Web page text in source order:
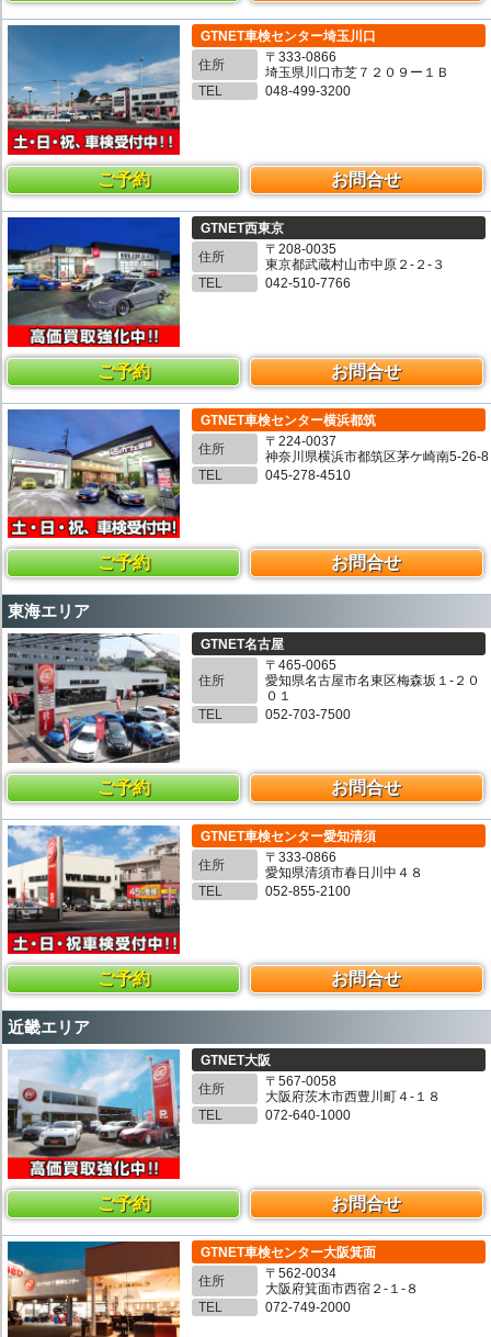
GTNET車検センター埼玉川口
住所
〒333-0866
埼玉県川口市芝７２０９ー１Ｂ
TEL
048-499-3200
ご予約 お問合せ
GTNET西東京
住所
〒208-0035
東京都武蔵村山市中原２-２-３
TEL
042-510-7766
ご予約 お問合せ
GTNET車検センター横浜都筑
住所
〒224-0037
神奈川県横浜市都筑区茅ケ崎南5-26-8
TEL
045-278-4510
ご予約 お問合せ
東海エリア
GTNET名古屋
住所
〒465-0065
愛知県名古屋市名東区梅森坂１-２０
０１
TEL
052-703-7500
ご予約 お問合せ
GTNET車検センター愛知清須
住所
〒333-0866
愛知県清須市春日川中４８
TEL
052-855-2100
ご予約 お問合せ
近畿エリア
GTNET大阪
住所
〒567-0058
大阪府茨木市西豊川町４-１８
TEL
072-640-1000
ご予約 お問合せ
GTNET車検センター大阪箕面
住所
〒562-0034
大阪府箕面市西宿２-１-８
TEL
072-749-2000